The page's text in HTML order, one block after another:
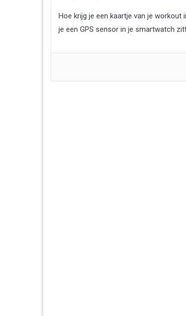
Hoe krijg je een kaartje van je
je een GPS sensor in je smartwatch